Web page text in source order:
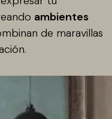
ambientes
de maravillas